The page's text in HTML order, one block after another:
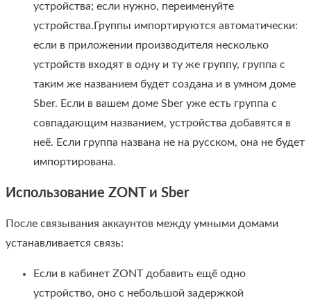
устройства; если нужно, переименуйте
устройства.Группы импортируются автоматически:
если в приложении производителя несколько
устройств входят в одну и ту же группу, группа с
таким же названием будет создана и в умном доме
Sber. Если в вашем доме Sber уже есть группа с
совпадающим названием, устройства добавятся в
неё. Если группа названа не на русском, она не будет
импортирована.
Использование ZONT и Sber
После связывания аккаунтов между умными домами
устанавливается связь:
Если в кабинет ZONT добавить ещё одно
устройство, оно с небольшой задержкой